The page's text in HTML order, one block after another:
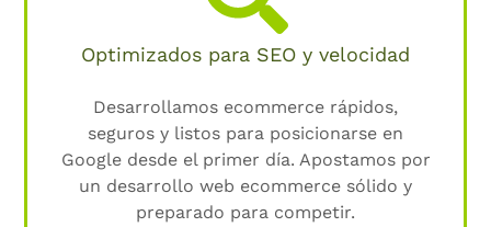
Optimizados para SEO y velocidad
Desarrollamos ecommerce rápidos,
seguros y listos para posicionarse en
Google desde el primer día. Apostamos por
un desarrollo web ecommerce sólido y
preparado para competir.